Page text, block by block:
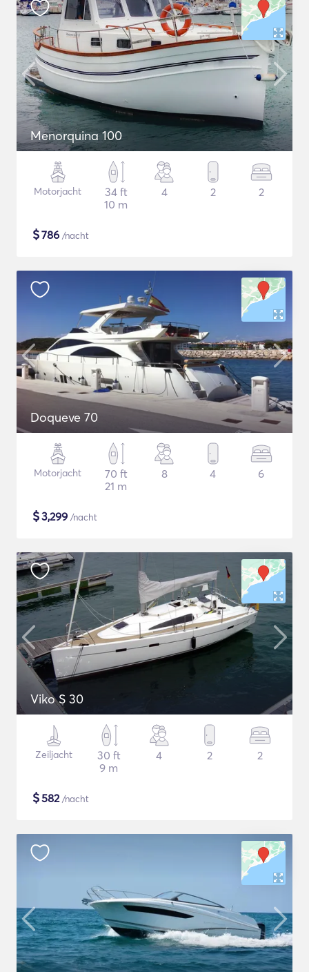
Menorquina 100
Motorjacht
34 ft
10 m
4 2 2
$786 /nacht
Doqueve 70
Motorjacht
70 ft
21 m
8 4 6
$3,299 /nacht
Viko S 30
Zeiljacht
30 ft
9 m
4 2 2
$582/nacht